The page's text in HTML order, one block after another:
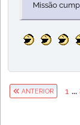
Missão
ANTERIOR 1 ...